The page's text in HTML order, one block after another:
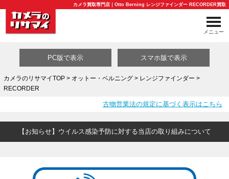
カメラ買取専門店｜Otto Berning レンジファインダー RECORDER買取
メニュー
PC版で表示 スマホ版で表示
カメラのリサマイTOP> オットー・ベルニング> レンジファインダー >
RECORDER
古物営業法の規定に基づく表示はこちら
【お知らせ】ウイルス感染予防に対する当店の取り組みについて